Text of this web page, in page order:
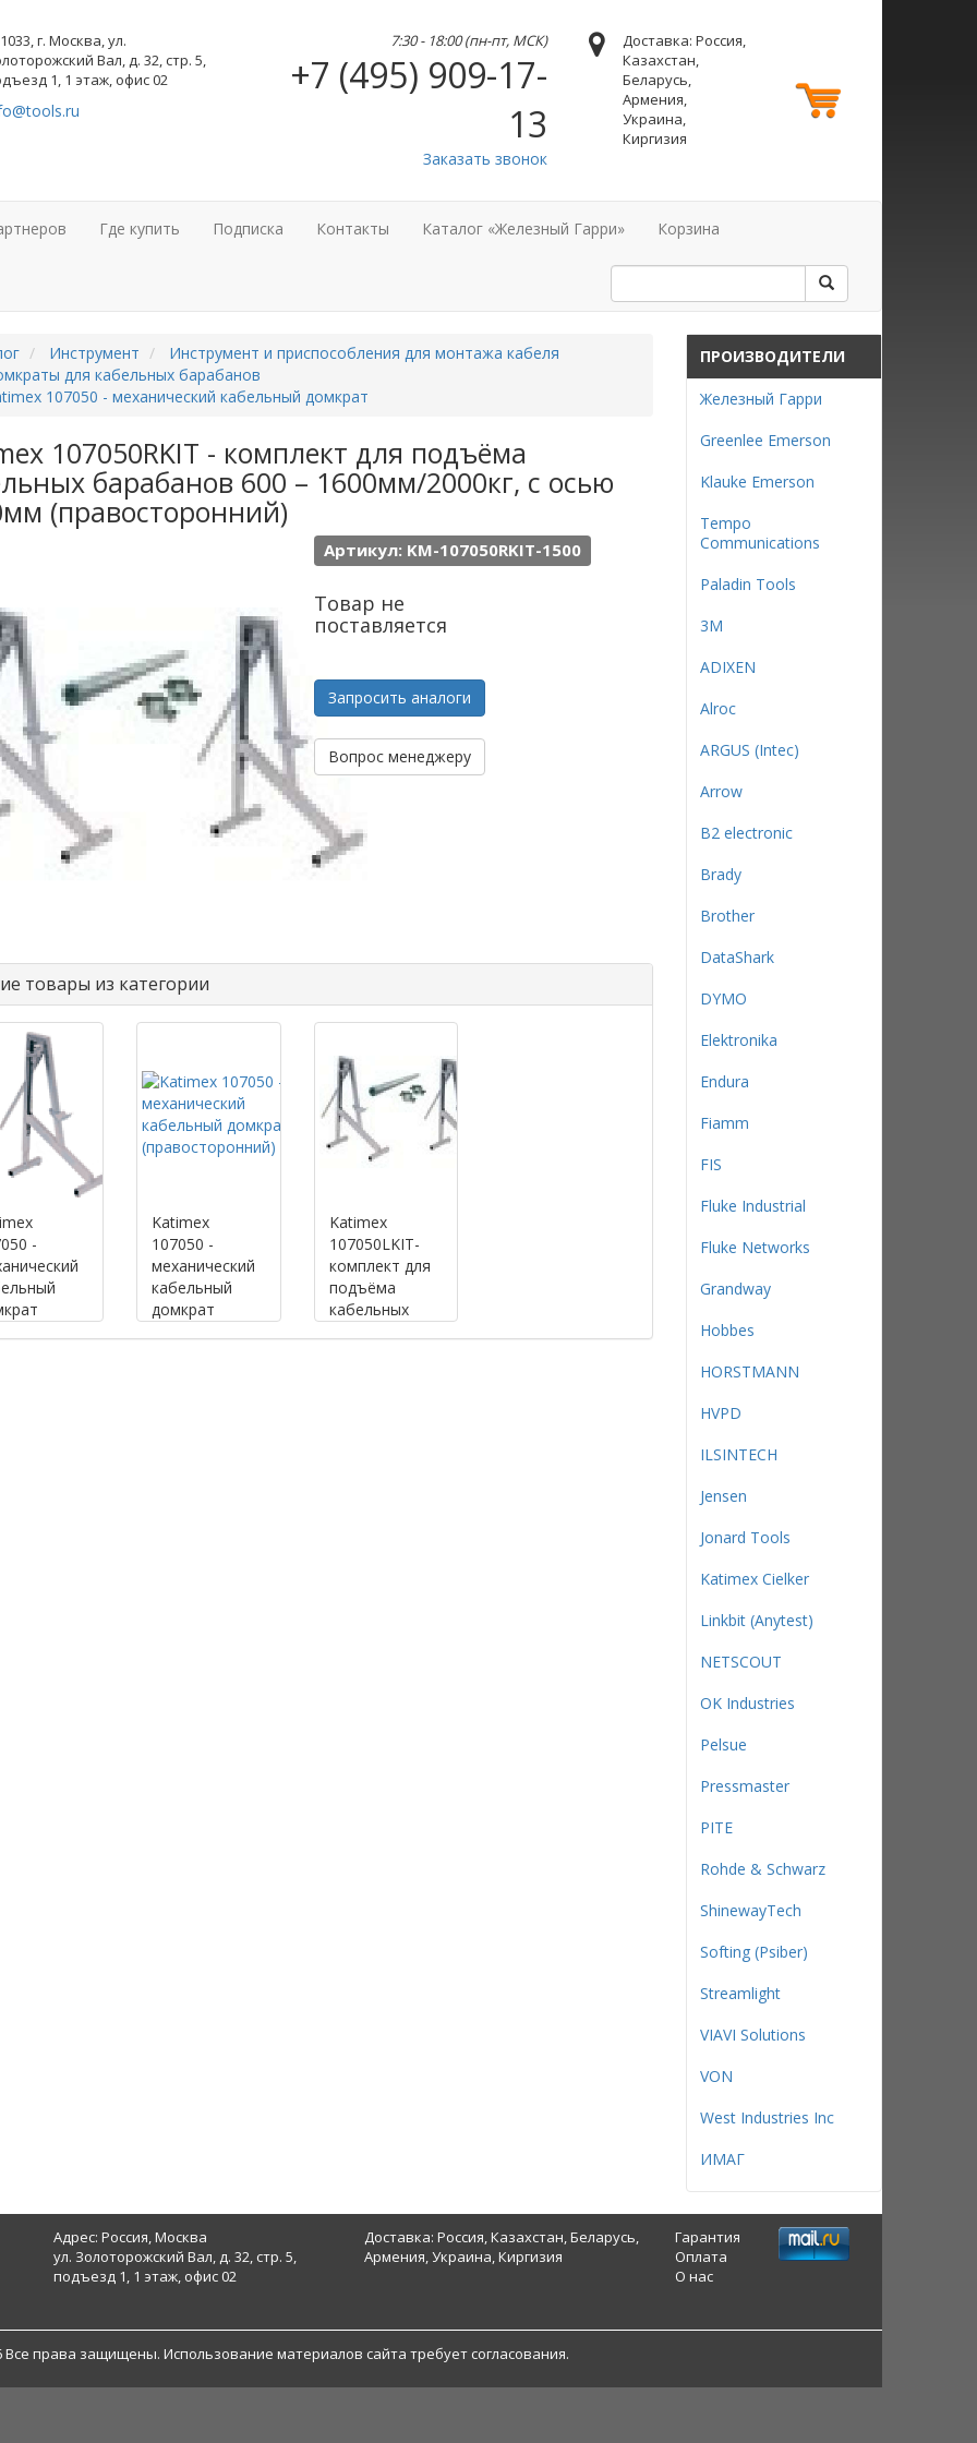
г. Москва, ул.
Вал, д. 32, стр. 5,
1, 1 этаж, офис 02
7:30 - 18:00 (пн-пт, МСК)
+7 (495) 909-17-
13
Заказать звонок
Доставка: Россия,
Казахстан,
Беларусь,
Армения,
Украина,
Киргизия
Где купить Подписка Контакты Каталог «Железный Гарри» Корзина
Инструмент
Инструмент и приспособления для монтажа кабеля
для кабельных барабанов
107050 - механический кабельный домкрат
107050RKIT - комплект для подъёма
барабанов 600 – 1600мм/2000кг, с осью
(правосторонний)
Артикул: KM-107050RKIT-1500
Товар не
поставляется
Запросить аналоги
Вопрос менеджеру
товары из категории
-
Katimex
107050 -
механический
кабельный
домкрат
Katimex
107050LKIT-
комплект для
подъёма
кабельных
ПРОИЗВОДИТЕЛИ
Железный Гарри
Greenlee Emerson
Klauke Emerson
Tempo
Communications
Paladin Tools
3М
ADIXEN
Alroc
ARGUS (Intec)
Arrow
B2 electronic
Brady
Brother
DataShark
DYMO
Elektronika
Endura
Fiamm
FIS
Fluke Industrial
Fluke Networks
Grandway
Hobbes
HORSTMANN
HVPD
ILSINTECH
Jensen
Jonard Tools
Katimex Cielker
Linkbit (Anytest)
NETSCOUT
OK Industries
Pelsue
Pressmaster
PITE
Rohde & Schwarz
ShinewayTech
Softing (Psiber)
Streamlight
VIAVI Solutions
VON
West Industries Inc
ИМАГ
Адрес: Россия, Москва
ул. Золоторожский Вал, д. 32, стр. 5,
подъезд 1, 1 этаж, офис 02
Доставка: Россия, Казахстан, Беларусь,
Армения, Украина, Киргизия
Гарантия
Оплата
О нас
Все права защищены. Использование материалов сайта требует согласования.